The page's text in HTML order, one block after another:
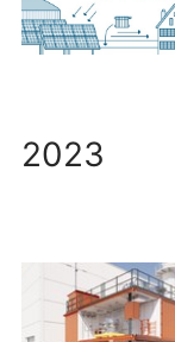
2023